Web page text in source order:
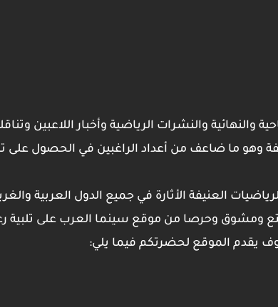
والنهائية والنشرات الرياضية وأخبار اللاعبين
وهو ما ضاعف من أعداد الراغبين في الحصول على
العنيفة الأثارة في جميع الدول العربية
ومشوق وحرصا من موقع سينما العرب على تلبية
يقدم الموقع لحضرتكم فيما يلي: